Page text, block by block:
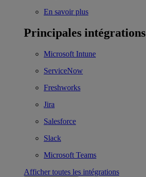
En savoir plus
Principales intégrations
Microsoft Intune
ServiceNow
Freshworks
Jira
Salesforce
Slack
Microsoft Teams
Afficher toutes les intégrations